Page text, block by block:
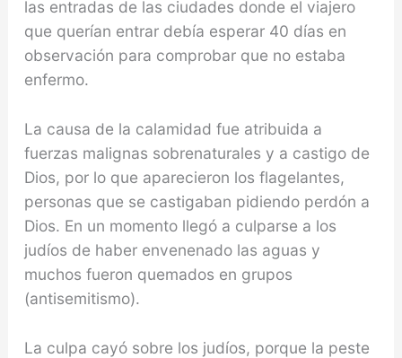
las entradas de las ciudades donde el viajero
que querían entrar debía esperar 40 días en
observación para comprobar que no estaba
enfermo.
La causa de la calamidad fue atribuida a
fuerzas malig­nas sobrenaturales y a castigo de
Dios, por lo que apa­recieron los flagelantes,
personas que se castigaban pi­diendo perdón a
Dios. En un momento llegó a culparse a los
judíos de haber envenenado las aguas y
muchos fueron quemados en grupos
(antisemitismo).
La culpa cayó sobre los judíos, porque la peste